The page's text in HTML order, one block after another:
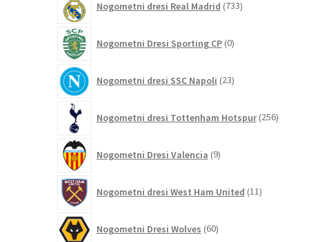
Nogometni dresi Real Madrid 733izdelkov
Nogometni Dresi Sporting CP 0izdelkov
Nogometni dresi SSC Napoli 23izdelkov
Nogometni dresi Tottenham Hotspur 256
Nogometni Dresi Valencia 9izdelkov
Nogometni dresi West Ham United 11izdelkov
Nogometni Dresi Wolves 60izdelkov